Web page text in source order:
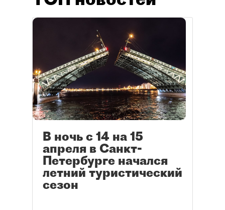
В ночь с 14 на 15
апреля в Санкт-
Петербурге начался
летний туристический
сезон